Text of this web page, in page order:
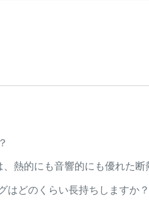
熱的にも音響的にも優れた
はどのくらい長持ちしますか？